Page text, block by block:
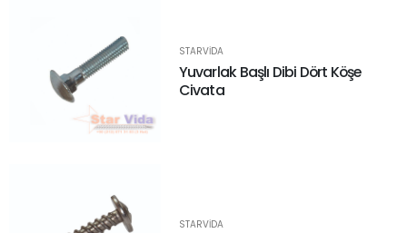
STARVIDA
Yuvarlak Başlı Dibi Dört Köşe
Civata
STARVIDA